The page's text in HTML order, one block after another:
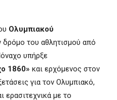
Ολυμπιακού
δρόμο του αθλητισμού από
υπήρξε
1860» και ερχόμενος στον
για τον Ολυμπιακό,
ερασιτεχνικά με το